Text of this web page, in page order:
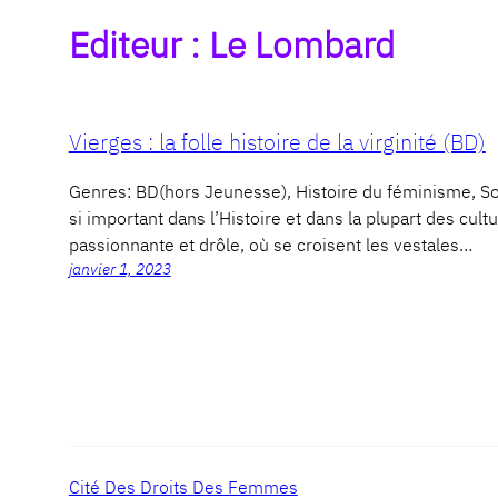
Editeur : Le Lombard
Vierges : la folle histoire de la virginité (BD)
Genres: BD(hors Jeunesse), Histoire du féminisme,
si important dans l’Histoire et dans la plupart des
passionnante et drôle, où se croisent les vestales…
janvier 1, 2023
Cité Des Droits Des Femmes